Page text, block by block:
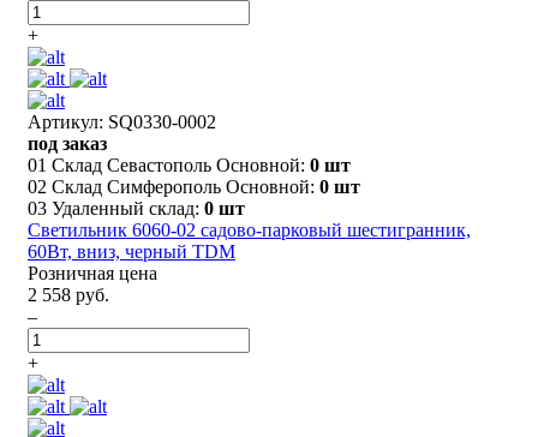
+
Артикул: SQ0330-0002
под заказ
01 Склад Севастополь Основной: 0 шт
02 Склад Симферополь Основной: 0 шт
03 Удаленный склад: 0 шт
Светильник 6060-02 садово-парковый шестигранник,
60Вт, вниз, черный TDM
Розничная цена
2 558 руб.
–
+